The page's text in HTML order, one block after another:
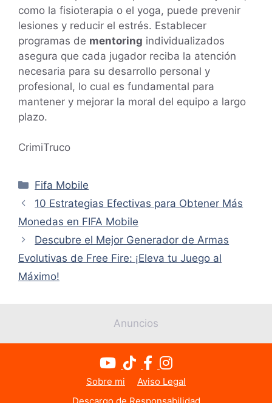
como la fisioterapia o el yoga, puede prevenir
lesiones y reducir el estrés. Establecer
programas de mentoring individualizados
asegura que cada jugador reciba la atención
necesaria para su desarrollo personal y
profesional, lo cual es fundamental para
mantener y mejorar la moral del equipo a largo
plazo.
CrimiTruco
Categorías
Fifa Mobile
10 Estrategias Efectivas para Obtener Más
Monedas en FIFA Mobile
Descubre el Mejor Generador de Armas
Evolutivas de Free Fire: ¡Eleva tu Juego al
Máximo!
Anuncios
Sobre mi
Aviso Legal